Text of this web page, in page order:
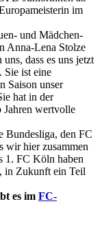
im
und Mädchen-
Anna-Lena Stolze
dass es uns jetzt
Sie ist eine
Saison unser
hat in der
Jahren wertvolle
Bundesliga, den FC
wir hier zusammen
1. FC Köln haben
in Zukunft ein Teil
es im FC-